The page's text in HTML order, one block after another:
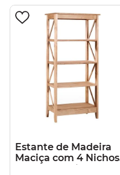
Estante de Madeira
Maciça com 4 Nichos
Marrom Antique